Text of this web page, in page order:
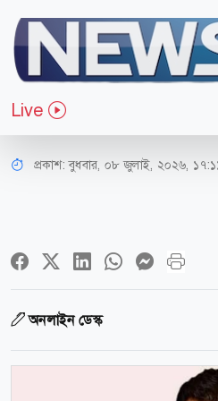
Live
বিনোদন
আর্জেন্টিনা ভক্তদের
ওমর সানী
প্রকাশ:বুধবার, ০৮ জুলাই, ২০২৬,
অনলাইন ডেস্ক